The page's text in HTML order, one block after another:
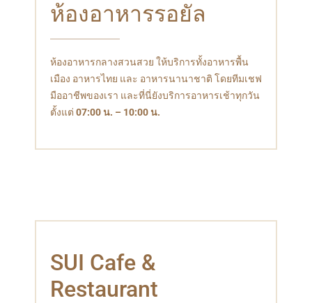
ห้องอาหารรอยัล
ห้องอาหารกลางสวนสวย ให้บริการทั้งอาหารพื้น
เมือง อาหารไทย และ อาหารนานาชาติ โดยทีมเชฟ
มืออาชีพของเรา และที่นี่ยังบริการอาหารเช้าทุกวัน
ตั้งแต่ 07:00 น. – 10:00 น.
SUI Cafe &
Restaurant